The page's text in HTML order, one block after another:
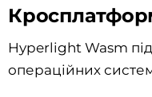
Hyperlight Wasm
операційних